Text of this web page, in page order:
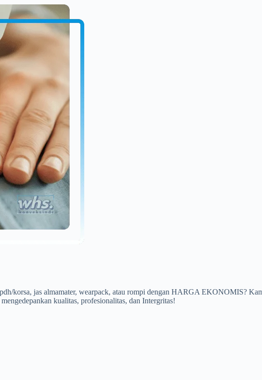
korsa, jas almamater, wearpack, atau rompi dengan HARGA EKONOMIS?
kualitas, profesionalitas, dan Intergritas!